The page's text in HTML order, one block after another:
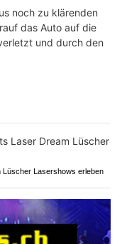
noch zu klärenden
das Auto auf die
und durch den
Lasershows erleben